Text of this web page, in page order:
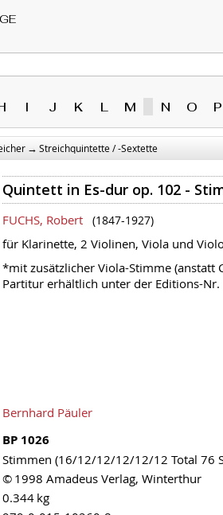
I J K L M N O P
→ Streichquintette / -Sextette
Quintett in Es-dur op. 102 -
FUCHS, Robert (1847-1927)
für Klarinette, 2 Violinen, Viola und
*mit zusätzlicher Viola-Stimme (anstatt
Partitur erhältlich unter der Editions-
Bernhard Päuler
BP 1026
Stimmen (16/12/12/12/12/12 Total 76
© 1998 Amadeus Verlag, Winterthur
0.344 kg